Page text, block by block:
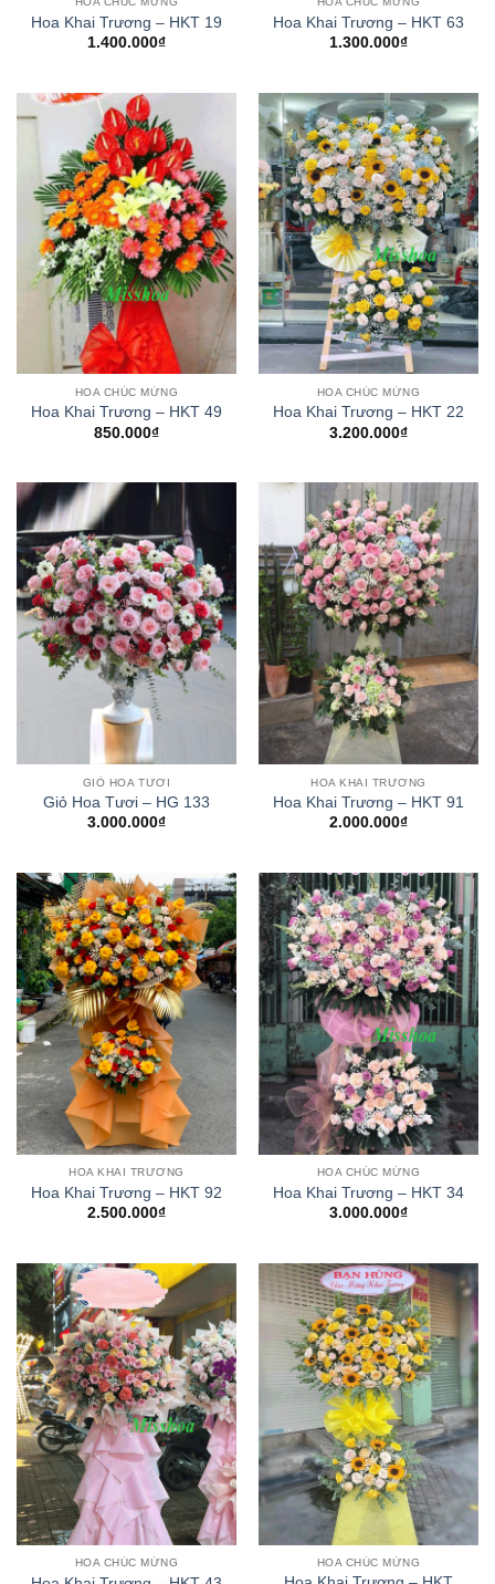
Hoa Khai Trương – HKT 19
1.400.000₫
Hoa Khai Trương – HKT 63
1.300.000₫
HOA CHÚC MỪNG
Hoa Khai Trương – HKT 49
850.000₫
HOA CHÚC MỪNG
Hoa Khai Trương – HKT 22
3.200.000₫
GIỎ HOA TƯƠI
Giỏ Hoa Tươi – HG 133
3.000.000₫
HOA KHAI TRƯƠNG
Hoa Khai Trương – HKT 91
2.000.000₫
HOA KHAI TRƯƠNG
Hoa Khai Trương – HKT 92
2.500.000₫
HOA CHÚC MỪNG
Hoa Khai Trương – HKT 34
3.000.000₫
HOA CHÚC MỪNG HOA CHÚC MỪNG